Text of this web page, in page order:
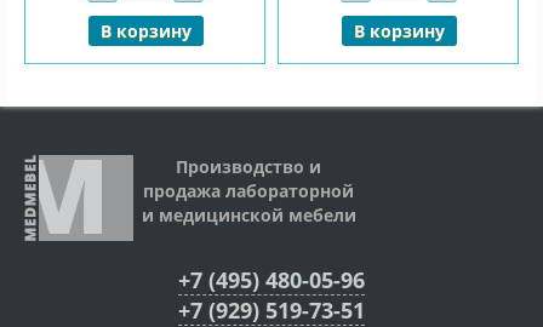
В корзину В корзину
Производство и
продажа лабораторной
и медицинской мебели
+7 (495) 480-05-96
+7 (929) 519-73-51